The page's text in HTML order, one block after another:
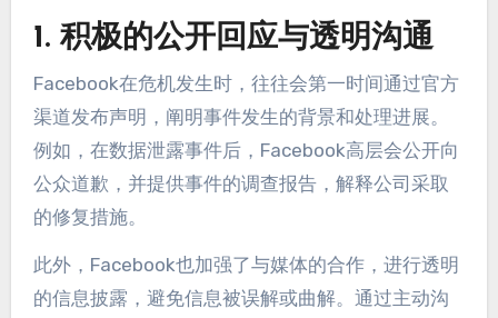
1. 积极的公开回应与透明沟通
Facebook在危机发生时，往往会第一时间通过官方
渠道发布声明，阐明事件发生的背景和处理进展。
例如，在数据泄露事件后，Facebook高层会公开向
公众道歉，并提供事件的调查报告，解释公司采取
的修复措施。
此外，Facebook也加强了与媒体的合作，进行透明
的信息披露，避免信息被误解或曲解。通过主动沟